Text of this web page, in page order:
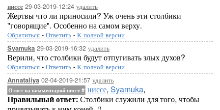
ниссе 29-03-2019-12:24 удалить
Жертвы что ли приносили? Уж очень эти столбики
"говорящие". Особенно на самом верху.
Обратиться - Ответить - К полной версии
Syamuka 29-03-2019-16:32 удалить
Верили, что столбики будут отпугивать злых духов?
Обратиться - Ответить - К полной версии
Annataliya 02-04-2019-21:57 удалить
Ответ на комментарий ниссе # ниссе, Syamuka,
Правильный ответ: Столбики служили для того, чтобы